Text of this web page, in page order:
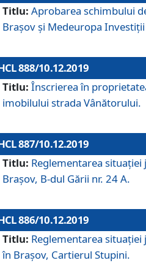
Titlu: Aprobarea schimbului
Brașov și Medeuropa Investiții
888/10.12.2019
Titlu: Înscrierea în
imobilului strada Vânătorului.
887/10.12.2019
Titlu: Reglementarea
Brașov, B-dul Gării nr. 24 A.
886/10.12.2019
Titlu: Reglementarea
în Braşov, Cartierul Stupini.